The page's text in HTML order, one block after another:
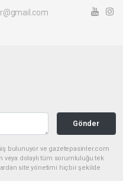
Gönder
bulunuyor ve gazetepasinler.com
veya dolaylı tüm sorumluluğu tek
site yönetimi hiçbir şekilde